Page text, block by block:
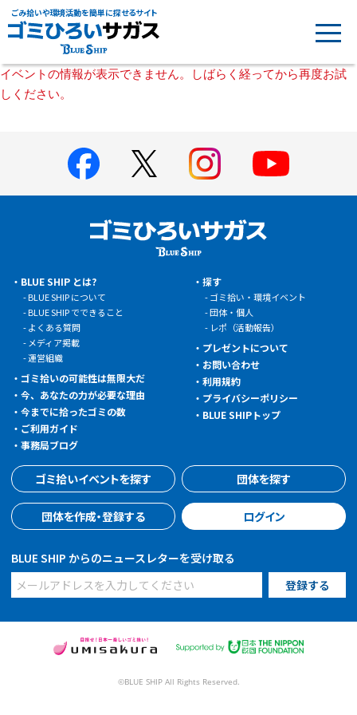
ごみ拾いや環境活動を簡単に探せるサイト
イベントの情報が表示できません。しばらく経ってから再度お試
しください。
BLUE SHIP とは?
BLUE SHIP について
BLUE SHIP でできること
よくある質問
メディア掲載
運営組織
ゴミ拾いの可能性は無限大だ
今、あなたの力が必要な理由
今までに拾ったゴミの数
ご利用ガイド
事務局ブログ
探す
ゴミ拾い・環境イベント
団体・個人
レポ（活動報告）
プレゼントについて
お問い合わせ
利用規約
プライバシーポリシー
BLUE SHIPトップ
ゴミ拾いイベントを探す 団体を探す
団体を作成・登録する ログイン
BLUE SHIP からのニュースレターを受け取る
©BLUE SHIP All Rights Reserved.